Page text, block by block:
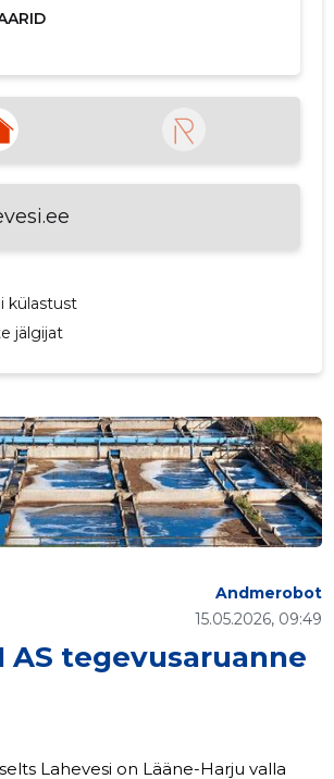
külastust
jälgijat
AS tegevusaruanne
15.05.2026, 09:49
Andmerobot